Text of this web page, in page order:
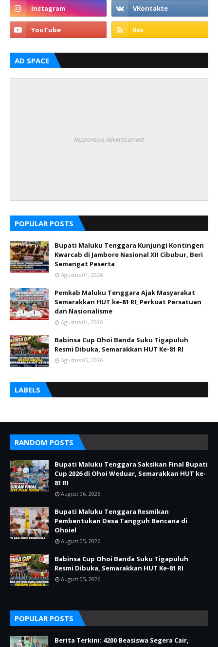
AD SPACE
Responsive Advertisement
POPULAR POSTS
Bupati Maluku Tenggara Kunjungi Kontingen
Kwarcab di Jambore Nasional XII Cibubur, Beri
Semangat Peserta
Agustus 01, 2026
Pemkab Maluku Tenggara Ajak Masyarakat
Semarakkan HUT ke-81 RI, Perkuat Persatuan
dan Nasionalisme
Agustus 01, 2026
Babinsa Cup Ohoi Banda Suku Tigapuluh
Resmi Dibuka, Semarakkan HUT Ke-81 RI
Agustus 05, 2026
LABELS
RANDOM POSTS
Bupati Maluku Tenggara Saksikan Final Bupati
Cup 2026 di Ohoi Weduar, Semarakkan HUT ke-
81 RI
August 06, 2026
Bupati Maluku Tenggara Resmikan
Pembentukan Desa Tangguh Bencana di
Ohoiel
August 05, 2026
Babinsa Cup Ohoi Banda Suku Tigapuluh
Resmi Dibuka, Semarakkan HUT Ke-81 RI
August 05, 2026
POPULAR POSTS
Berita Terkini: 4200 Beasiswa Segera Cair,